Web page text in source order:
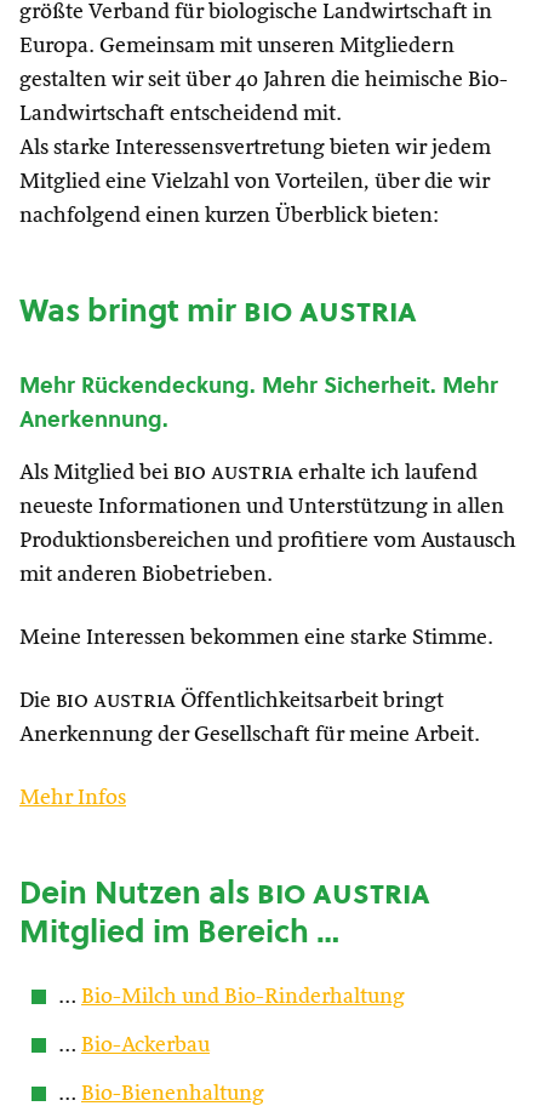
größte Verband für biologische Landwirtschaft in
Europa. Gemeinsam mit unseren Mitgliedern
gestalten wir seit über 40 Jahren die heimische Bio-
Landwirtschaft entscheidend mit.
Als starke Interessensvertretung bieten wir jedem
Mitglied eine Vielzahl von Vorteilen, über die wir
nachfolgend einen kurzen Überblick bieten:
Was bringt mirbio austria
Mehr Rückendeckung. Mehr Sicherheit. Mehr
Anerkennung.
Als Mitglied bei bio austria erhalte ich laufend
neueste Informationen und Unterstützung in allen
Produktionsbereichen und profitiere vom Austausch
mit anderen Biobetrieben.
Meine Interessen bekommen eine starke Stimme.
Die bio austria Öffentlichkeitsarbeit bringt
Anerkennung der Gesellschaft für meine Arbeit.
Mehr Infos
Dein Nutzen alsbio austria
Mitglied im Bereich …
… Bio-Milch und Bio-Rinderhaltung
… Bio-Ackerbau
… Bio-Bienenhaltung